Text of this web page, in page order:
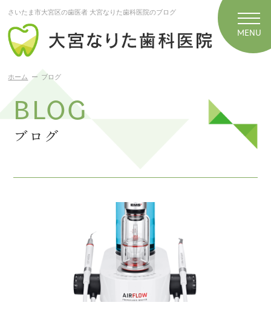
さいたま市大宮区の歯医者 大宮なりた歯科医院のブログ
ホーム ブログ
BLOG
ブログ